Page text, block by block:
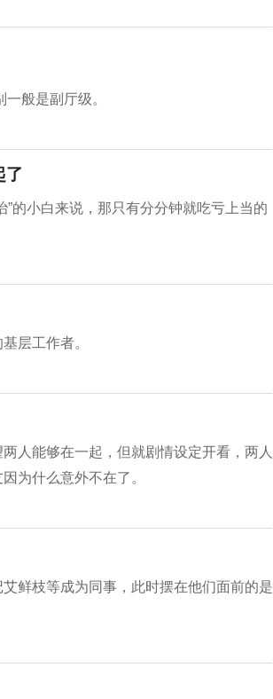
般是副厅级。
了
的小白来说，那只有分分钟就吃亏上当的
层工作者。
人能够在一起，但就剧情设定开看，两人
为什么意外不在了。
鲜枝等成为同事，此时摆在他们面前的是